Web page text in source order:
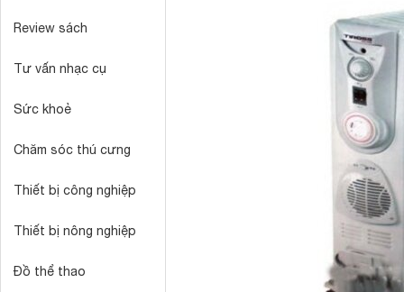
Review sách
Tư vấn nhạc cụ
Sức khoẻ
Chăm sóc thú cưng
Thiết bị công nghiệp
Thiết bị nông nghiệp
Đồ thể thao